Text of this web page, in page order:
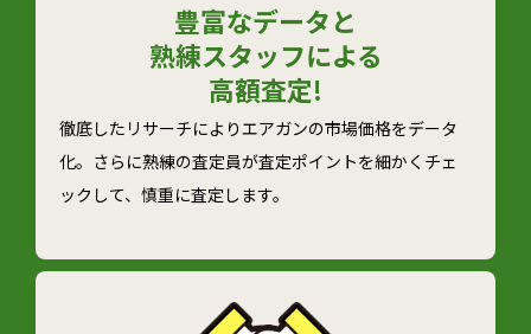
豊富なデータと
熟練スタッフによる
高額査定!
徹底したリサーチによりエアガンの市場価格をデータ
化。さらに熟練の査定員が査定ポイントを細かくチェ
ックして、慎重に査定します。